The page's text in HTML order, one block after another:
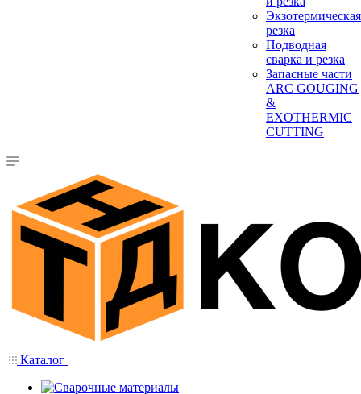
Экзотермическая
резка
Подводная
сварка и резка
Запасные части
ARC GOUGING
&
EXOTHERMIC
CUTTING
Каталог